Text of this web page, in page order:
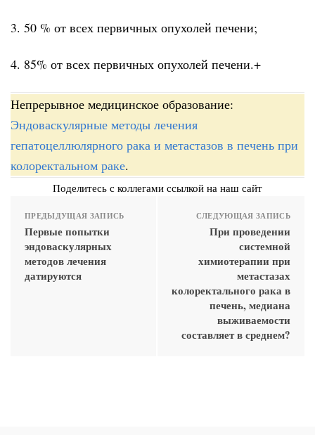
3. 50 % от всех первичных опухолей печени;
4. 85% от всех первичных опухолей печени.+
Непрерывное медицинское образование:
Эндоваскулярные методы лечения
гепатоцеллюлярного рака и метастазов в печень при
колоректальном раке.
Поделитесь с коллегами ссылкой на наш сайт
ПРЕДЫДУЩАЯ ЗАПИСЬ
Первые попытки
эндоваскулярных
методов лечения
датируются
СЛЕДУЮЩАЯ ЗАПИСЬ
При проведении
системной
химиотерапии при
метастазах
колоректального рака в
печень, медиана
выживаемости
составляет в среднем?